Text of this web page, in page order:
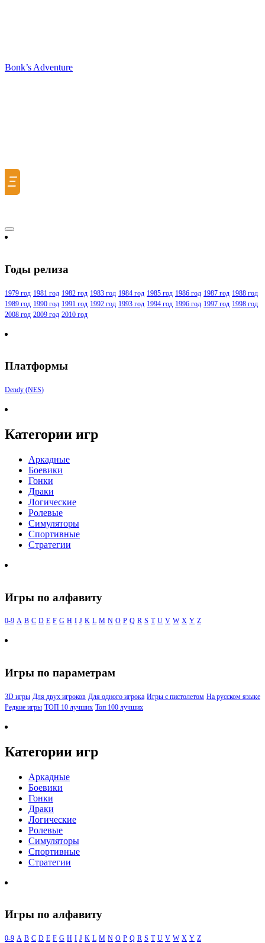
Bonk’s Adventure
Ξ
Годы релиза
1979 год 1981 год 1982 год 1983 год 1984 год 1985 год 1986 год 1987 год 1988 год
1989 год 1990 год 1991 год 1992 год 1993 год 1994 год 1996 год 1997 год 1998 год
2008 год 2009 год 2010 год
Платформы
Dendy (NES)
Категории игр
Аркадные
Боевики
Гонки
Драки
Логические
Ролевые
Симуляторы
Спортивные
Стратегии
Игры по алфавиту
0-9 A B C D E F G H I J K L M N O P Q R S T U V W X Y Z
Игры по параметрам
3D игры Для двух игроков Для одного игрока Игры с пистолетом На русском языке
Редкие игры ТОП 10 лучших Топ 100 лучших
Категории игр
Аркадные
Боевики
Гонки
Драки
Логические
Ролевые
Симуляторы
Спортивные
Стратегии
Игры по алфавиту
0-9 A B C D E F G H I J K L M N O P Q R S T U V W X Y Z